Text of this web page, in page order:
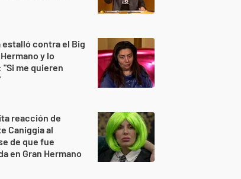
estalló contra el Big
y lo
me quieren
reacción de
Caniggia al
de que fue
en Gran Hermano